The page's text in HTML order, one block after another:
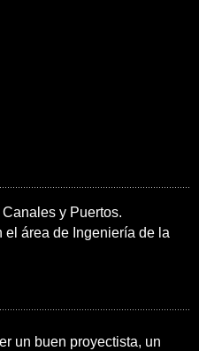
y Puertos.
área de Ingeniería de la
un buen proyectista, un